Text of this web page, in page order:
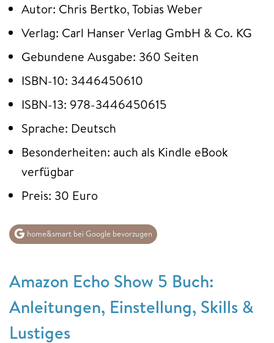
Autor: Chris Bertko, Tobias Weber
Verlag: Carl Hanser Verlag GmbH & Co. KG
Gebundene Ausgabe: 360 Seiten
ISBN-10: 3446450610
ISBN-13: 978-3446450615
Sprache: Deutsch
Besonderheiten: auch als Kindle eBook
verfügbar
Preis: 30 Euro
home&smart bei Google bevorzugen
Amazon Echo Show 5 Buch:
Anleitungen, Einstellung, Skills &
Lustiges